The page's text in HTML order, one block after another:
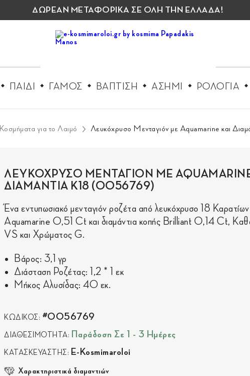
ΔΩΡΕΑΝ ΜΕΤΑΦΟΡΙΚΑ ΣΕ ΟΛΗ ΤΗΝ ΕΛΛΑΔΑ!
ΠΑΙΔΙ ΓΑΜΟΣ ΒΑΠΤΙΣΗ ΑΣΗΜΙ ΡΟΛΟΓΙΑ
Κοσμήματα για το Λαιμό Λευκόχρυσο Μενταγιόν με Aquamarine και
ΛΕΥΚΟΧΡΥΣΟ ΜΕΝΤΑΓΙΟΝ ΜΕ AQUAMARINE
ΔΙΑΜΑΝΤΙΑ Κ18 (0056769)
Ένα εντυπωσιακό μενταγιόν ροζέτα από λευκόχρυσο 18
Aquamarine 0,51 Ct και διαμάντια κοπής Brilliant 0,14 Ct,
VS και Χρώματος G.
Βάρος: 3,1 γρ
Διάσταση Ροζέτας: 1,2 * 1 εκ
Μήκος Αλυσίδας: 40 εκ.
ΚΩΔΙΚΟΣ: #0056769
ΔΙΑΘΕΣΙΜΟΤΗΤΑ: Παράδοση Σε 1 - 3 Ημέρες
ΚΑΤΑΣΚΕΥΑΣΤΗΣ: E-Kosmimaroloi
Χαρακτηριστικά διαμαντιών